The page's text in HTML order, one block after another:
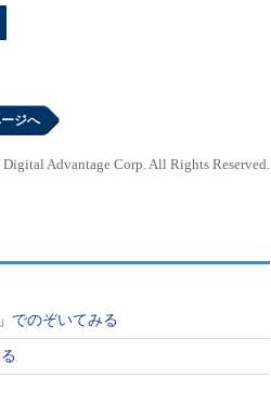
か停止して設定を変更したり、
分だけ料金を払う、従量制のサ
けるといったい、いくらぐらい
、「
いました（「
ジへ
Advantage Corp. All Rights Reserved.
でのぞいてみる